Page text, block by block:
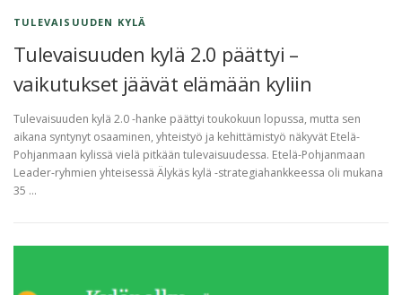
h
t
a
i
s
t
TULEVAISUUDEN KYLÄ
Tulevaisuuden kylä 2.0 päättyi –
vaikutukset jäävät elämään kyliin
Tulevaisuuden kylä 2.0 -hanke päättyi toukokuun lopussa, mutta sen
aikana syntynyt osaaminen, yhteistyö ja kehittämistyö näkyvät Etelä-
Pohjanmaan kylissä vielä pitkään tulevaisuudessa. Etelä-Pohjanmaan
Leader-ryhmien yhteisessä Älykäs kylä -strategiahankkeessa oli mukana
35 …